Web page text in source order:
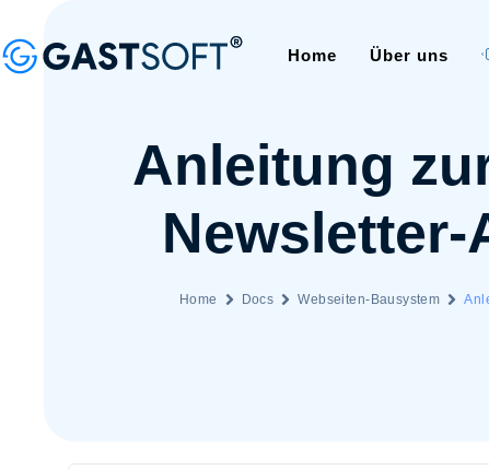
Home Über uns
Anleitung
Home Docs Webseiten-Bausystem